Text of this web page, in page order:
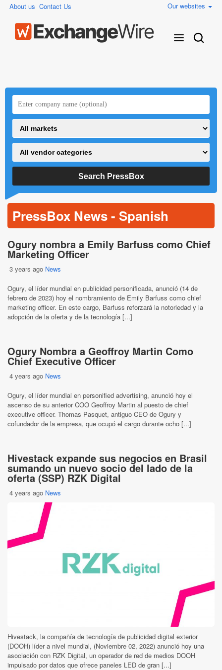
About us Contact Us Our websites
PressBox News - Spanish
Ogury nombra a Emily Barfuss como Chief
Marketing Officer
3 years ago News
Ogury, el líder mundial en publicidad personificada, anunció (14 de
febrero de 2023) hoy el nombramiento de Emily Barfuss como chief
marketing officer. En este cargo, Barfuss reforzará la notoriedad y la
adopción de la oferta y de la tecnología [...]
Ogury Nombra a Geoffroy Martin Como
Chief Executive Officer
4 years ago News
Ogury, el líder mundial en personified advertising, anunció hoy el
ascenso de su anterior COO Geoffroy Martin al puesto de chief
executive officer. Thomas Pasquet, antiguo CEO de Ogury y
cofundador de la empresa, que ocupó el cargo durante ocho [...]
Hivestack expande sus negocios en Brasil
sumando un nuevo socio del lado de la
oferta (SSP) RZK Digital
4 years ago News
Hivestack, la compañía de tecnología de publicidad digital exterior
(DOOH) líder a nivel mundial, (Noviembre 02, 2022) anunció hoy una
asociación con RZK Digital, un operador de red de medios DOOH
impulsado por datos que ofrece paneles LED de gran [...]